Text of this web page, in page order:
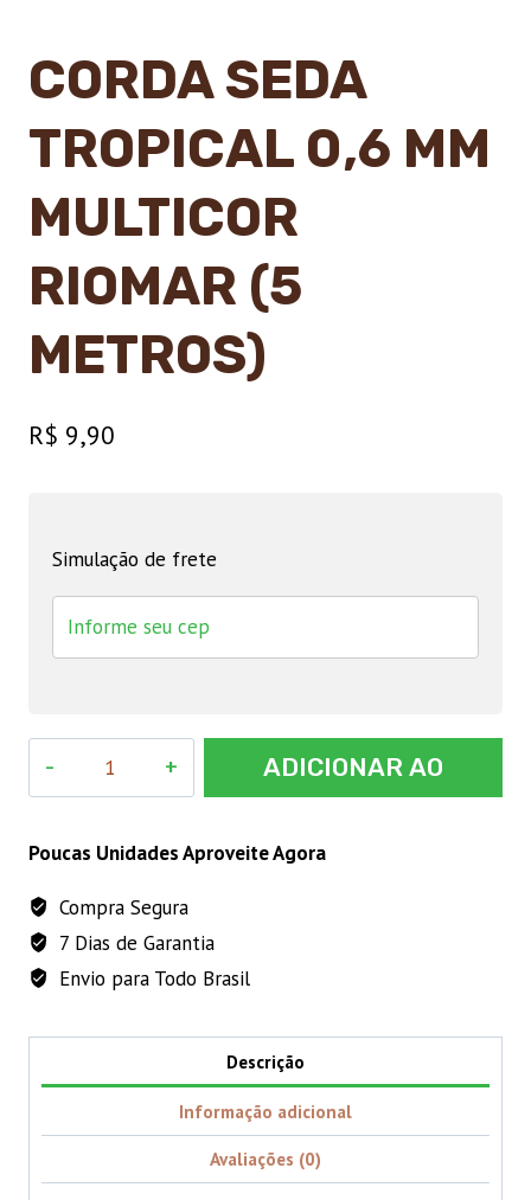
CORDA SEDA
TROPICAL 0,6 MM
MULTICOR
RIOMAR (5
METROS)
R$ 9,90
Simulação de frete
0,6
Multicor
Riomar
(5
quantidade
ADICIONAR AO
Poucas Unidades Aproveite Agora
Compra Segura
7 Dias de Garantia
Envio para Todo Brasil
Descrição
Informação adicional
Avaliações (0)